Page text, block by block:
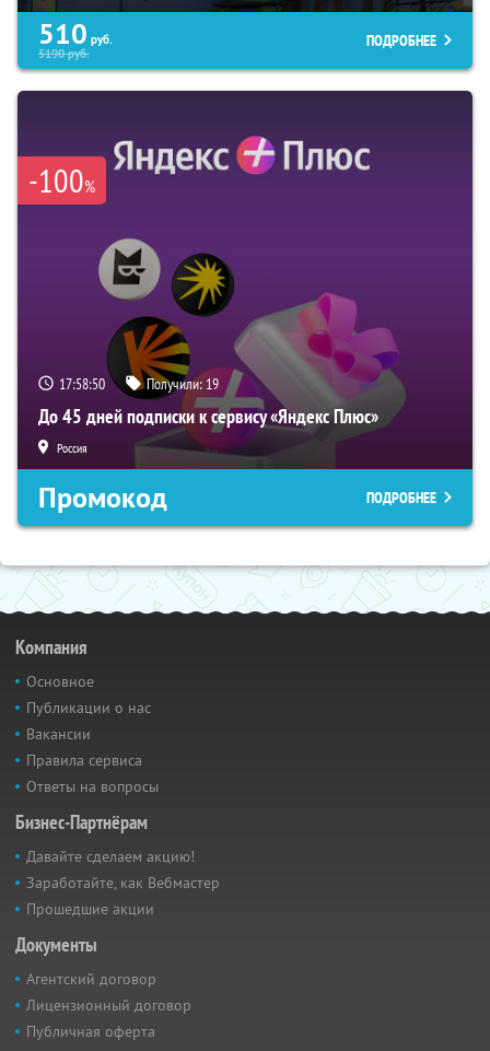
510 руб.
5190руб.
ПОДРОБНЕЕ
-100%
17:58:49 Получили: 19
До 45 дней подписки к сервису «Яндекс Плюс»
Россия
Промокод ПОДРОБНЕЕ
Компания
Основное
Публикации о нас
Вакансии
Правила сервиса
Ответы на вопросы
Бизнес-Партнёрам
Давайте сделаем акцию!
Заработайте, как Вебмастер
Прошедшие акции
Документы
Агентский договор
Лицензионный договор
Публичная оферта